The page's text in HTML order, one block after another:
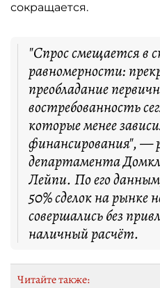
сокращается.
"Спрос смещается в
равномерности:
преобладание
востребованность
которые менее
финансирования", —
департамента
Лейпи. По его
50% сделок на
совершались без
наличный расчёт.
Читайте также: